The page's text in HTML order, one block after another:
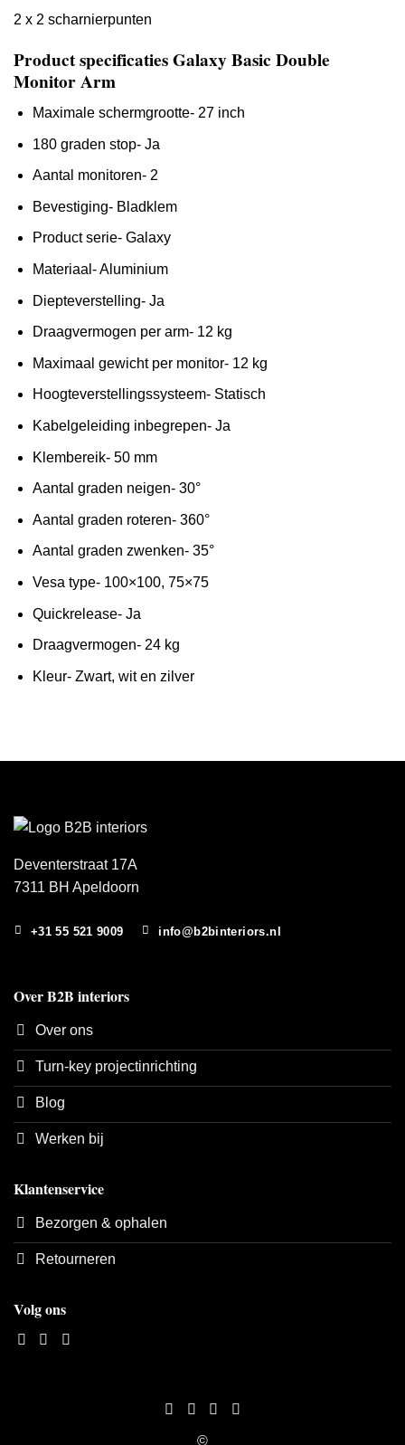
2 x 2 scharnierpunten
Product specificaties Galaxy Basic Double
Monitor Arm
Maximale schermgrootte- 27 inch
180 graden stop- Ja
Aantal monitoren- 2
Bevestiging- Bladklem
Product serie- Galaxy
Materiaal- Aluminium
Diepteverstelling- Ja
Draagvermogen per arm- 12 kg
Maximaal gewicht per monitor- 12 kg
Hoogteverstellingssysteem- Statisch
Kabelgeleiding inbegrepen- Ja
Klembereik- 50 mm
Aantal graden neigen- 30°
Aantal graden roteren- 360°
Aantal graden zwenken- 35°
Vesa type- 100×100, 75×75
Quickrelease- Ja
Draagvermogen- 24 kg
Kleur- Zwart, wit en zilver
Deventerstraat 17A
7311 BH Apeldoorn
+31 55 521 9009 info@b2binteriors.nl
Over B2B interiors
Over ons
Turn-key projectinrichting
Blog
Werken bij
Klantenservice
Bezorgen & ophalen
Retourneren
Volg ons
©